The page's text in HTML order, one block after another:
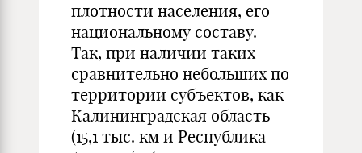
плотности населения, его
национальному составу.
Так, при наличии таких
сравнительно небольших по
территории субъектов, как
Калининградская область
(15,1 тыс. км и Республика